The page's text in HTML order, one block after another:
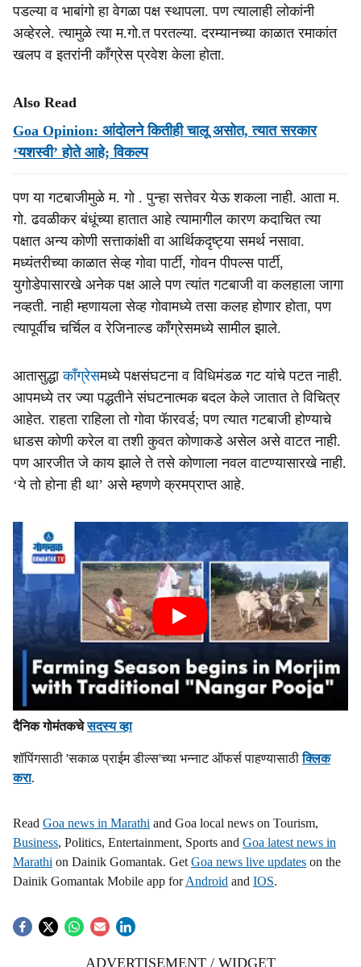
पडल्या व भाबांगो हा वेगळा पक्ष स्थापला. पण त्यालाही लोकांनी
अव्हेरले. त्यामुळे त्या म.गो.त परतल्या. दरम्यानच्या काळात रमाकांत
खलप व इतरांनी कॉंग्रेस प्रवेश केला होता.
Also Read
Goa Opinion: आंदोलने कितीही चालू असोत, त्यात सरकार
‘यशस्वी’ होते आहे; विकल्प
पण या गटबाजीमुळे म. गो . पुन्हा सत्तेवर येऊ शकला नाही. आता म.
गो. ढवळीकर बंधूंच्या हातात आहे त्यामागील कारण कदाचित त्या
पक्षात अन्य कोणी सत्ताकांक्षी वा आर्थिकदृष्ट्या समर्थ नसावा.
मध्यंतरीच्या काळात सेव्ह गोवा पार्टी, गोवन पीपल्स पार्टी,
युगोडेपासारखे अनेक पक्ष आले पण त्यांत गटबाजी वा कलहाला जागा
नव्हती. नाही म्हणायला सेव्ह गोवामध्ये तसा कलह होणार होता, पण
त्यापूर्वीच चर्चिल व रेजिनाल्ड कॉंग्रेसमध्ये सामील झाले.
आतासुद्धाकॉंग्रेसमध्ये पक्षसंघटना व विधिमंडळ गट यांचे पटत नाही.
आपमध्ये तर ज्या पद्धतीने संघटनात्मक बदल केले जातात ते विचित्र
आहेत. राहता राहिला तो गोवा फॅारवर्ड; पण त्यात गटबाजी होण्याचे
धाडस कोणी करेल वा तशी कुवत कोणाकडे असेल असे वाटत नाही.
पण आरजीत जे काय झाले ते तसे कोणाला नवल वाटण्यासारखे नाही.
‘ये तो होना ही था’ असे म्हणणे क्रमप्राप्त आहे.
दैनिक गोमंतकचेसदस्य व्हा
शॉपिंगसाठी 'सकाळ प्राईम डील्स'च्या भन्नाट ऑफर्स पाहण्यासाठीक्लिक
करा.
Read Goa news in Marathi and Goa local news on Tourism,
Business, Politics, Entertainment, Sports and Goa latest news in
Marathi on Dainik Gomantak. Get Goa news live updates on the
Dainik Gomantak Mobile app forAndroid and IOS.
ADVERTISEMENT / WIDGET